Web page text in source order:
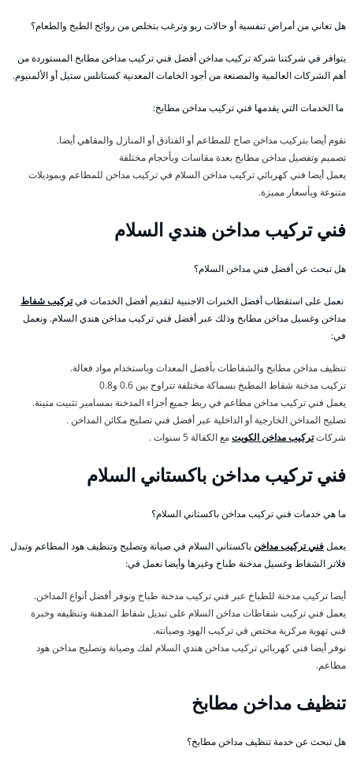
هل تعاني من أمراض تنفسية أو حالات ربو وترغب بتخلص من روائح الطبخ والطعام؟
يتوافر في شركتنا شركة تركيب مداخن أفضل فني تركيب مداخن مطابخ المستوردة من
أهم الشركات العالمية والمصنعة من أجود الخامات المعدنية كستانلس ستيل أو الألمنيوم.
ما الخدمات التي يقدمها فني تركيب مداخن مطابخ:
نقوم أيضا بتركيب مداخن صاج للمطاعم أو الفنادق أو المنازل والمقاهي أيضا.
تصميم وتفصيل مداخن مطابخ بعدة مقاسات وبأحجام مختلفة
يعمل أيضا فني كهربائي تركيب مداخن السلام في تركيب مداخن للمطاعم وبموديلات
متنوعة وبأسعار مميزة.
فني تركيب مداخن هندي السلام
هل تبحث عن أفضل فني مداخن السلام؟
نعمل على استقطاب أفضل الخبرات الاجنبية لتقديم أفضل الخدمات فيتركيب شفاط
مداخن وغسيل مداخن مطابخ وذلك عبر أفضل فني تركيب مداخن هندي السلام. ونعمل
في:
تنظيف مداخن مطابخ والشفاطات بأفضل المعدات وباستخدام مواد فعالة.
تركيب مدخنة شفاط المطبخ بسماكة مختلفة تتراوح بين 0.6 و0.8
يعمل فني تركيب مداخن مطاعم في ربط جميع أجزاء المدخنة بمسامير تثبيت متينة.
تصليح المداخن الخارجية أو الداخلية عبر أفضل فني تصليح مكائن المداخن .
شركاتتركيب مداخن الكويتمع الكفالة 5 سنوات .
فني تركيب مداخن باكستاني السلام
ما هي خدمات فني تركيب مداخن باكستاني السلام؟
يعملفني تركيب مداخنباكستاني السلام في صيانة وتصليح وتنظيف هود المطاعم وتبدل
فلاتر الشفاط وغسيل مدخنة طباخ وغيرها وأيضا نعمل في:
أيضا تركيب مدخنة للطباخ عبر فني تركيب مدخنة طباخ ونوفر أفضل أنواع المداخن.
يعمل فني تركيب شفاطات مداخن السلام على تبديل شفاط المدهنة وتنظيفه وخبرة
فني تهوية مركزية مختص في تركيب الهود وصيانته.
نوفر أيضا فني كهربائي تركيب مداخن هندي السلام لفك وصيانة وتصليح مداخن هود
مطاعم.
تنظيف مداخن مطابخ
هل تبحث عن خدمة تنظيف مداخن مطابخ؟